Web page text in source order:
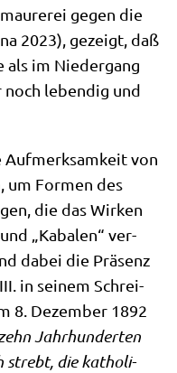
gegen die
2023), gezeigt, daß
als im Nie­der­gang
leben­dig und
Auf­merk­sam­keit von
um For­men des
die das Wir­ken
„Kaba­len“ ver­
dabei die Prä­senz
in sei­nem Schrei­
8. Dezem­ber 1892
Jahr­hun­der­ten
strebt, die katho­li­